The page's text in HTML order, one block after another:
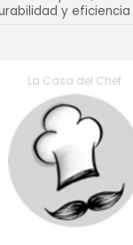
y
La Casa del Chef